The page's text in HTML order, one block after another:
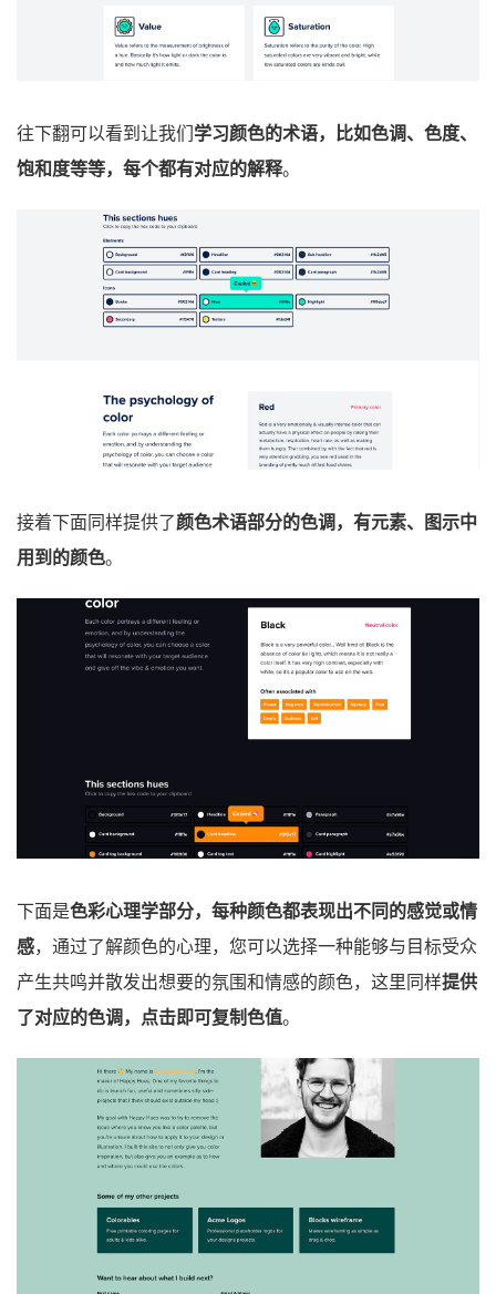
往下翻可以看到让我们学习颜色的术语，比如色调、色度、
饱和度等等，每个都有对应的解释。
接着下面同样提供了颜色术语部分的色调，有元素、图示中
用到的颜色。
下面是色彩心理学部分，每种颜色都表现出不同的感觉或情
感，通过了解颜色的心理，您可以选择一种能够与目标受众
产生共鸣并散发出想要的氛围和情感的颜色，这里同样提供
了对应的色调，点击即可复制色值。